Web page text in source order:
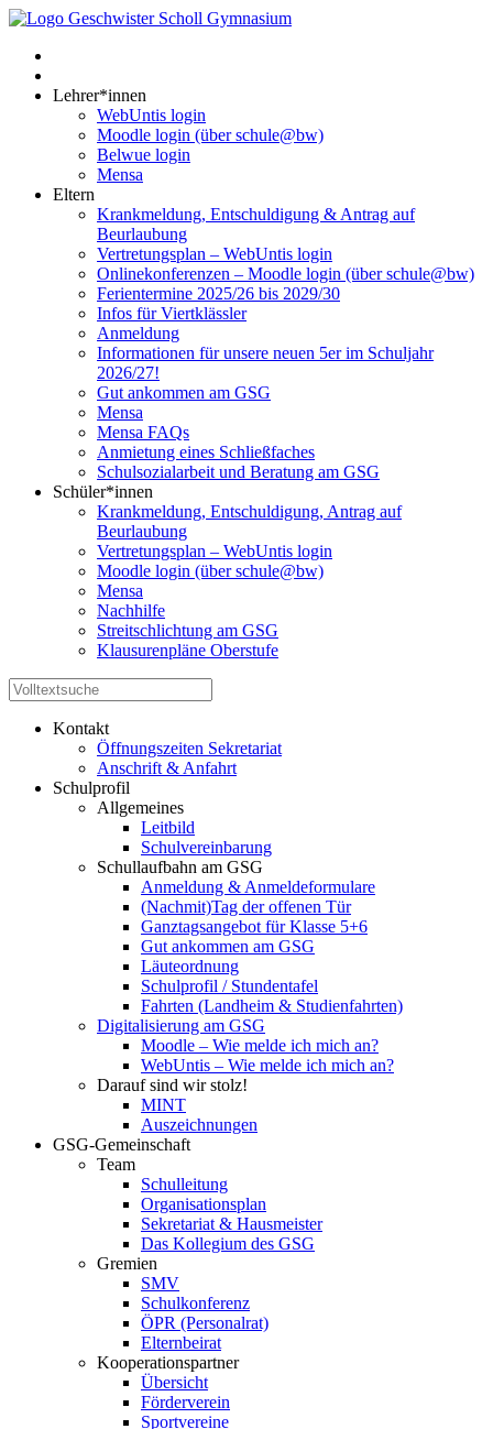
Lehrer*innen
WebUntis login
Moodle login (über schule@bw)
Belwue login
Mensa
Eltern
Krankmeldung, Entschuldigung & Antrag auf
Beurlaubung
Vertretungsplan – WebUntis login
Onlinekonferenzen – Moodle login (über schule@bw)
Ferientermine 2025/26 bis 2029/30
Infos für Viertklässler
Anmeldung
Informationen für unsere neuen 5er im Schuljahr
2026/27!
Gut ankommen am GSG
Mensa
Mensa FAQs
Anmietung eines Schließfaches
Schulsozialarbeit und Beratung am GSG
Schüler*innen
Krankmeldung, Entschuldigung, Antrag auf
Beurlaubung
Vertretungsplan – WebUntis login
Moodle login (über schule@bw)
Mensa
Nachhilfe
Streitschlichtung am GSG
Klausurenpläne Oberstufe
Kontakt
Öffnungszeiten Sekretariat
Anschrift & Anfahrt
Schulprofil
Allgemeines
Leitbild
Schulvereinbarung
Schullaufbahn am GSG
Anmeldung & Anmeldeformulare
(Nachmit)Tag der offenen Tür
Ganztagsangebot für Klasse 5+6
Gut ankommen am GSG
Läuteordnung
Schulprofil / Stundentafel
Fahrten (Landheim & Studienfahrten)
Digitalisierung am GSG
Moodle – Wie melde ich mich an?
WebUntis – Wie melde ich mich an?
Darauf sind wir stolz!
MINT
Auszeichnungen
GSG-Gemeinschaft
Team
Schulleitung
Organisationsplan
Sekretariat & Hausmeister
Das Kollegium des GSG
Gremien
SMV
Schulkonferenz
ÖPR (Personalrat)
Elternbeirat
Kooperationspartner
Übersicht
Förderverein
Sportvereine